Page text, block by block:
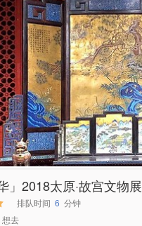
」2018太原·故宫文物展
排队时间 6 分钟
想去